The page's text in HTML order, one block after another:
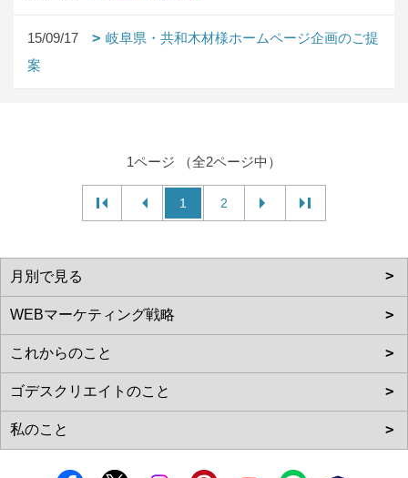
15/09/17
岐阜県・共和木材様ホームページ企画のご提
案
1ページ （全2ページ中）
1 2